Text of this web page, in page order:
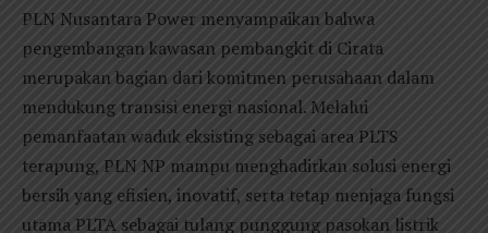
PLN Nusantara Power menyampaikan bahwa
pengembangan kawasan pembangkit di Cirata
merupakan bagian dari komitmen perusahaan dalam
mendukung transisi energi nasional. Melalui
pemanfaatan waduk eksisting sebagai area PLTS
terapung, PLN NP mampu menghadirkan solusi energi
bersih yang efisien, inovatif, serta tetap menjaga fungsi
utama PLTA sebagai tulang punggung pasokan listrik